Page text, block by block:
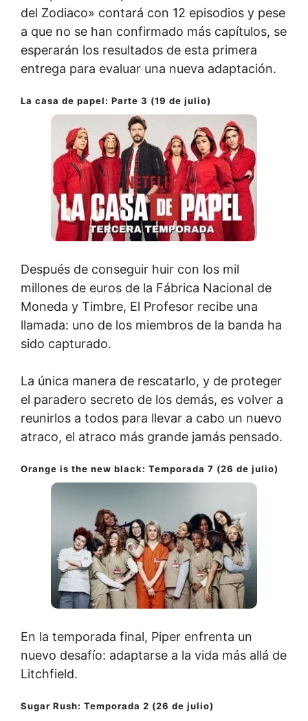
del Zodiaco» contará con 12 episodios y pese
a que no se han confirmado más capítulos, se
esperarán los resultados de esta primera
entrega para evaluar una nueva adaptación.
La casa de papel: Parte 3 (19 de julio)
Después de conseguir huir con los mil
millones de euros de la Fábrica Nacional de
Moneda y Timbre, El Profesor recibe una
llamada: uno de los miembros de la banda ha
sido capturado.
La única manera de rescatarlo, y de proteger
el paradero secreto de los demás, es volver a
reunirlos a todos para llevar a cabo un nuevo
atraco, el atraco más grande jamás pensado.
Orange is the new black: Temporada 7 (26 de julio)
En la temporada final, Piper enfrenta un
nuevo desafío: adaptarse a la vida más allá de
Litchfield.
Sugar Rush: Temporada 2 (26 de julio)